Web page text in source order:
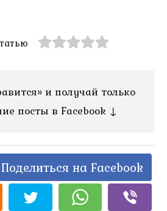
и получай только
посты в Facebook ↓
Поделиться на Facebook